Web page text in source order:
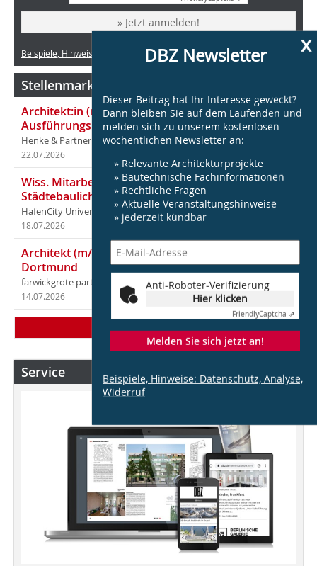
x
DBZ Newsletter
Dieser Beitrag hat Ihr Interesse geweckt?
Dann bleiben Sie auf dem Laufenden und
melden sich zu unserem kostenlosen
wöchentlichen Newsletter an:
» Relevante Architekturprojekte
» Bautechnische Fachinformationen
» Rechtliche Fragen
» Aktuelle Veranstaltungshinweise
» jederzeit kündbar
Anti-Roboter-Verifizierung
Hier klicken
FriendlyCaptcha ⇗
Melden Sie sich jetzt an!
Beispiele, Hinweise: Datenschutz, Analyse,
Widerruf
» Jetzt anmelden!
Beispiele, Hinweise: Datenschutz, Analyse, Widerruf
Stellenmarkt Architektur
Architekt:in (m/w/d) für entwurfsstarke
Ausführungsplanung LPH5 in Hamburg
Henke & Partner
22.07.2026
Wiss. Mitarbeiter:in – Architektur und
Städtebaulicher Entwurf (m/w/d)
HafenCity Universität Hamburg
18.07.2026
Architekt (m/w/d) für LPH 1-5 in Ahaus oder
Dortmund
farwickgrote partner Architekten BDA Stadtplaner PartmbB
in Ahaus (+1 weiterer Standort)
14.07.2026
Mehr Stellen
Service